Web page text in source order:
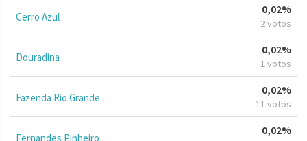
Cerro Azul
0,02%
2 votos
Douradina
0,02%
1 votos
Fazenda Rio Grande
0,02%
11 votos
Fernandes Pinheiro
0,02%